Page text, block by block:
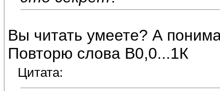
Вы читать умеете? А
Повторю слова В0,0...1К
Цитата: